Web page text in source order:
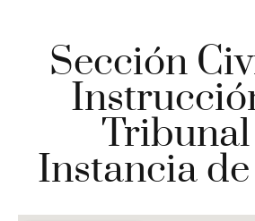
Sección
Instancia